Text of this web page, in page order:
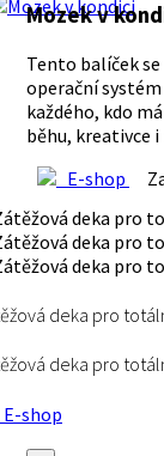
Mozek v
Tento balíček
operační
každého, kdo
běhu, kreativce
E-shop
deka pro
deka pro
shop